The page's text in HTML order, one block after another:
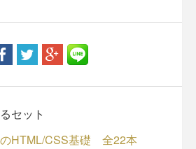
セット
HTML/CSS基礎 全22本